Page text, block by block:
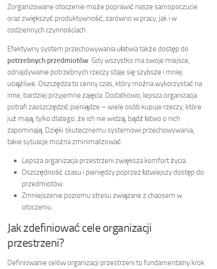
Zorganizowane otoczenie może poprawić nasze samopoczucie
oraz zwiększyć produktywność, zarówno w pracy, jak i w
codziennych czynnościach.
Efektywny system przechowywania ułatwia także dostęp do
potrzebnych przedmiotów . Gdy wszystko ma swoje miejsce,
odnajdywanie potrzebnych rzeczy staje się szybsze i mniej
uciążliwe. Oszczędza to cenny czas, który można wykorzystać na
inne, bardziej przyjemne zajęcia. Dodatkowo, lepsza organizacja
potrafi zaoszczędzić pieniądze – wiele osób kupuje rzeczy, które
już mają, tylko dlatego, że ich nie widzą, bądź łatwo o nich
zapominają. Dzięki skutecznemu systemowi przechowywania,
takie sytuacje można zminimalizować.
Lepsza organizacja przestrzeni zwiększa komfort życia.
Oszczędność czasu i pieniędzy poprzez łatwiejszy dostęp do
przedmiotów.
Zmniejszenie poziomu stresu związane z chaosem w
otoczeniu.
Jak zdefiniować cele organizacji
przestrzeni?
Definiowanie celów organizacji przestrzeni to fundamentalny krok